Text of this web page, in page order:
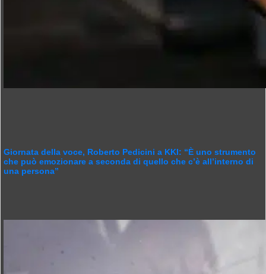
Giornata della voce, Roberto Pedicini a KKI: “È uno strumento
che può emozionare a seconda di quello che c’è all’interno di
una persona”